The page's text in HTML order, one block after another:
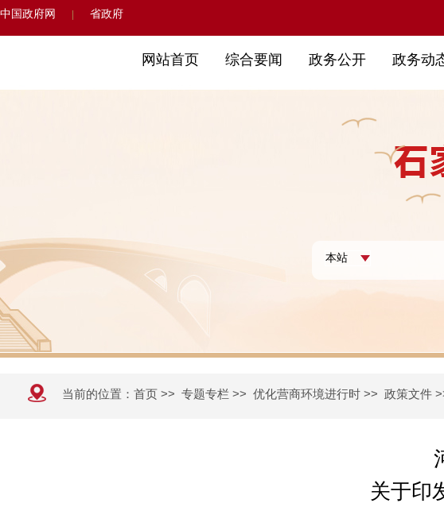
中国政府网 省政府
网站首页 综合要闻 政务公开 政务动
当前的位置： 首页 >> 专题专栏 >> 优化营商环境进行时 >> 政策文件
关于印